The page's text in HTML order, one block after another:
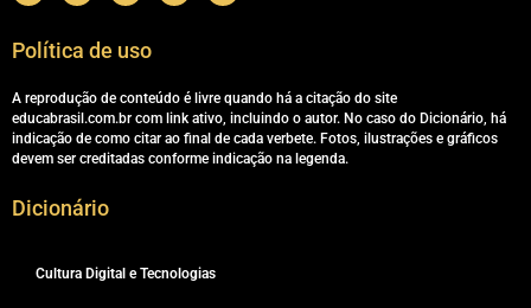
Política de uso
A reprodução de conteúdo é livre quando há a citação do site
educabrasil.com.br com link ativo, incluindo o autor. No caso do Dicionário, há
indicação de como citar ao final de cada verbete. Fotos, ilustrações e gráficos
devem ser creditadas conforme indicação na legenda.
Dicionário
Cultura Digital e Tecnologias